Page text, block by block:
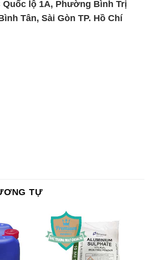
Tank
Sodium Benzoate – Mốc Bột
Kalama Food Grade Mỹ Usa